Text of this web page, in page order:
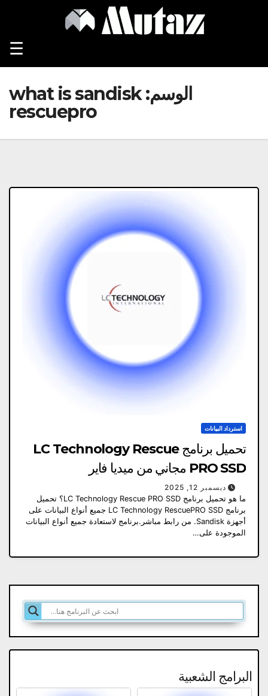
☰
الوسم:what is sandisk
rescuepro
استرداد البيانات
تحميل برنامج LC Technology Rescue
PRO SSD مجاني من ميديا ​​فاير
ديسمبر 12, 2025
ما هو تحميل برنامج LC Technology Rescue PRO SSD؟ تحميل
برنامج LC Technology RescuePRO SSD جميع أنواع البيانات على
أجهزة Sandisk. من رابط مباشر.برنامج لاستعادة جميع أنواع البيانات
الموجودة على…
البرامج الشعبية